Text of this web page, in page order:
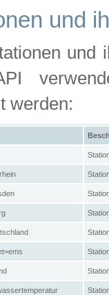
und
und
werden: